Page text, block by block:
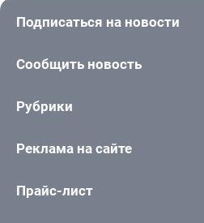
Подписаться на новости
Сообщить новость
Рубрики
Реклама на сайте
Прайс-лист